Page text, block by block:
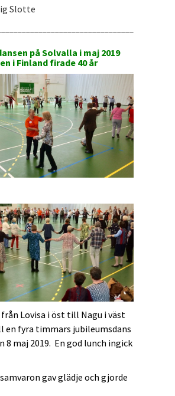
Slotte
på Solvalla i maj 2019
i Finland firade 40 år
från Lovisa i öst till Nagu i väst
en fyra timmars jubileumsdans
8 maj 2019. En god lunch ingick
gav glädje och gjorde